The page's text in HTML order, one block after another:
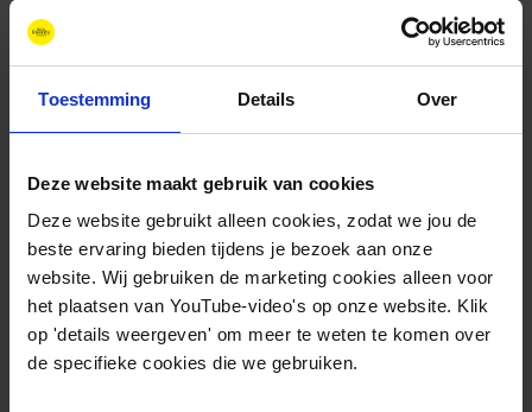
Toestemming Details Over
Deze website maakt gebruik van cookies
Deze website gebruikt alleen cookies, zodat we jou de
beste ervaring bieden tijdens je bezoek aan onze
website. Wij gebruiken de marketing cookies alleen voor
het plaatsen van YouTube-video's op onze website. Klik
op 'details weergeven' om meer te weten te komen over
de specifieke cookies die we gebruiken.
Contact
+31 88 11 66 800
info@newenergycoalition.org
Bereikbaarheid
Ma-Do: 8:30-17:00 uur
Vrijdag: 8:30-11:00 uur